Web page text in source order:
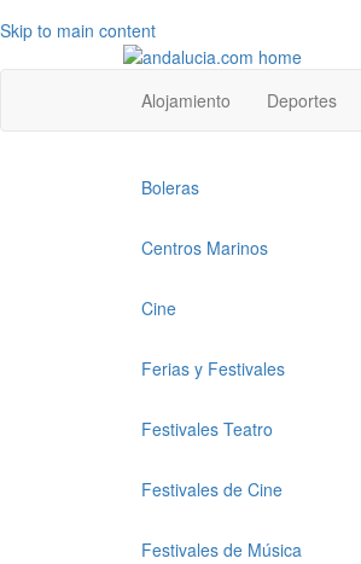
Skip to main content
Top
level
menu
Alojamiento Deportes
Top
menu
1
Boleras
Centros Marinos
Cine
Ferias y Festivales
Festivales Teatro
Festivales de Cine
Festivales de Música